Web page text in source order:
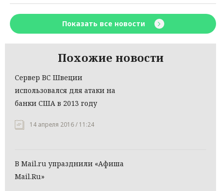
Показать все новости
Похожие новости
Сервер ВС Швеции
использовался для атаки на
банки США в 2013 году
14 апреля 2016 / 11:24
В Mail.ru упразднили «Афиша
Mail.Ru»